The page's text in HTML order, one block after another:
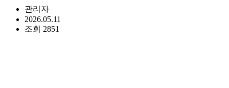
관리자
2026.05.11
조회 2851